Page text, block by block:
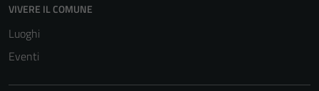
VIVERE IL COMUNE
Luoghi
Eventi